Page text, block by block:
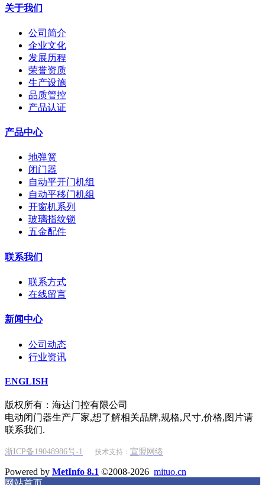
关于我们
公司简介
企业文化
发展历程
荣誉资质
生产设施
品质管控
产品认证
产品中心
地弹簧
闭门器
自动平开门机组
自动平移门机组
开窗机系列
玻璃指纹锁
五金配件
联系我们
联系方式
在线留言
新闻中心
公司动态
行业资讯
ENGLISH
版权所有：海达门控有限公司
电动闭门器生产厂家,想了解相关品牌,规格,尺寸,价格,图片请
联系我们.
浙ICP备19048986号-1 技术支持： 宣盟网络
Powered by MetInfo 8.1 ©2008-2026 mituo.cn
网站首页